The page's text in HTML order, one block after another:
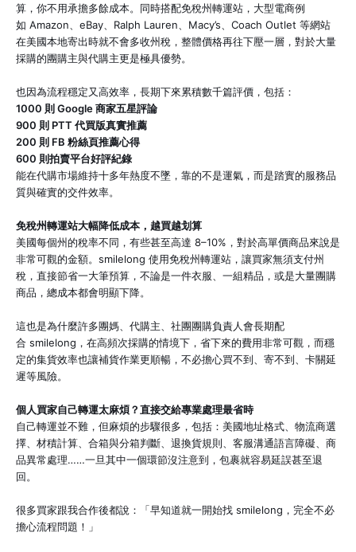
算，你不用承擔多餘成本。同時搭配免稅州轉運站，大型電商例
如 Amazon、eBay、Ralph Lauren、Macy’s、Coach Outlet 等網站
在美國本地寄出時就不會多收州稅，整體價格再往下壓一層，對於大量
採購的團購主與代購主更是極具優勢。
也因為流程穩定又高效率，長期下來累積數千篇評價，包括：
1000 則 Google 商家五星評論
900 則 PTT 代買版真實推薦
200 則 FB 粉絲頁推薦心得
600 則拍賣平台好評紀錄
能在代購市場維持十多年熱度不墜，靠的不是運氣，而是踏實的服務品
質與確實的交件效率。
免稅州轉運站大幅降低成本，越買越划算
美國每個州的稅率不同，有些甚至高達 8–10%，對於高單價商品來說是
非常可觀的金額。smilelong 使用免稅州轉運站，讓買家無須支付州
稅，直接節省一大筆預算，不論是一件衣服、一組精品，或是大量團購
商品，總成本都會明顯下降。
這也是為什麼許多團媽、代購主、社團團購負責人會長期配
合 smilelong，在高頻次採購的情境下，省下來的費用非常可觀，而穩
定的集貨效率也讓補貨作業更順暢，不必擔心買不到、寄不到、卡關延
遲等風險。
個人買家自己轉運太麻煩？直接交給專業處理最省時
自己轉運並不難，但麻煩的步驟很多，包括：美國地址格式、物流商選
擇、材積計算、合箱與分箱判斷、退換貨規則、客服溝通語言障礙、商
品異常處理……一旦其中一個環節沒注意到，包裹就容易延誤甚至退
回。
很多買家跟我合作後都說：「早知道就一開始找 smilelong，完全不必
擔心流程問題！」